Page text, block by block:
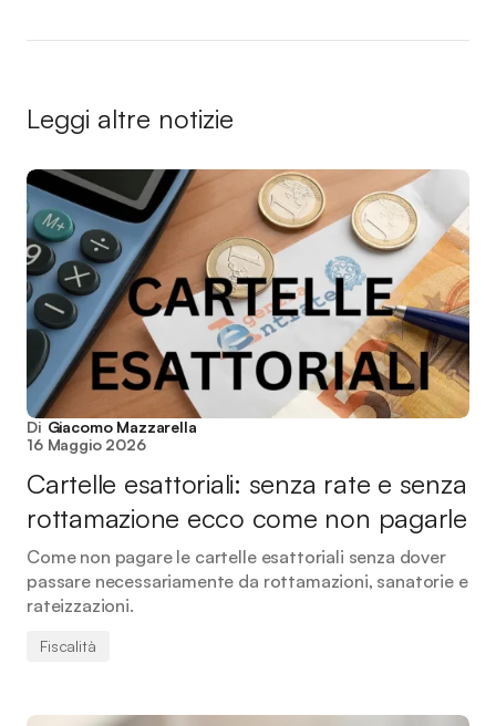
Leggi altre notizie
Di Giacomo Mazzarella
16 Maggio 2026
Cartelle esattoriali: senza rate e senza
rottamazione ecco come non pagarle
Come non pagare le cartelle esattoriali senza dover
passare necessariamente da rottamazioni, sanatorie e
rateizzazioni.
Fiscalità